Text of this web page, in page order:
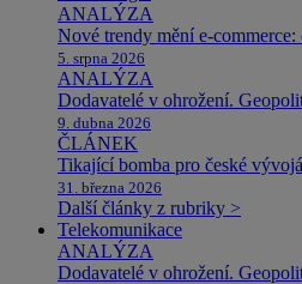
ANALÝZA
Nové trendy mění e-
5. srpna 2026
ANALÝZA
Dodavatelé v ohrožení.
9. dubna 2026
ČLÁNEK
Tikající bomba pro české
31. března 2026
Další články z rubriky >
Telekomunikace
ANALÝZA
Dodavatelé v ohrožení.